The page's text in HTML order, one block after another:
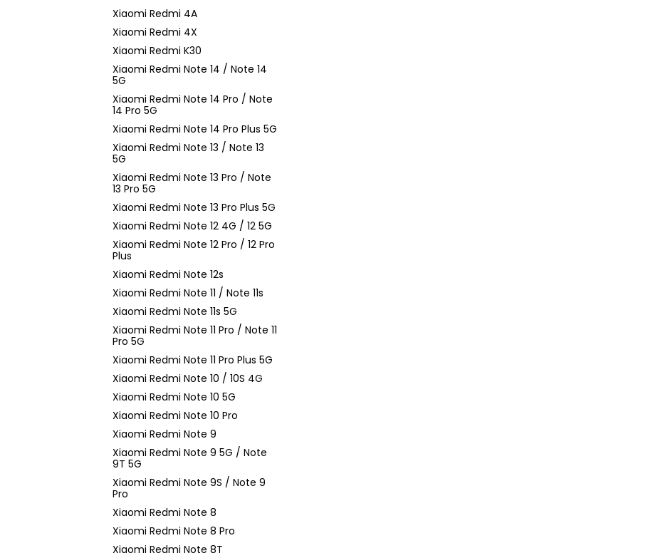
Xiaomi Redmi 4A
Xiaomi Redmi 4X
Xiaomi Redmi K30
Xiaomi Redmi Note 14 / Note 14
5G
Xiaomi Redmi Note 14 Pro / Note
14 Pro 5G
Xiaomi Redmi Note 14 Pro Plus 5G
Xiaomi Redmi Note 13 / Note 13
5G
Xiaomi Redmi Note 13 Pro / Note
13 Pro 5G
Xiaomi Redmi Note 13 Pro Plus 5G
Xiaomi Redmi Note 12 4G / 12 5G
Xiaomi Redmi Note 12 Pro / 12 Pro
Plus
Xiaomi Redmi Note 12s
Xiaomi Redmi Note 11 / Note 11s
Xiaomi Redmi Note 11s 5G
Xiaomi Redmi Note 11 Pro / Note 11
Pro 5G
Xiaomi Redmi Note 11 Pro Plus 5G
Xiaomi Redmi Note 10 / 10S 4G
Xiaomi Redmi Note 10 5G
Xiaomi Redmi Note 10 Pro
Xiaomi Redmi Note 9
Xiaomi Redmi Note 9 5G / Note
9T 5G
Xiaomi Redmi Note 9S / Note 9
Pro
Xiaomi Redmi Note 8
Xiaomi Redmi Note 8 Pro
Xiaomi Redmi Note 8T